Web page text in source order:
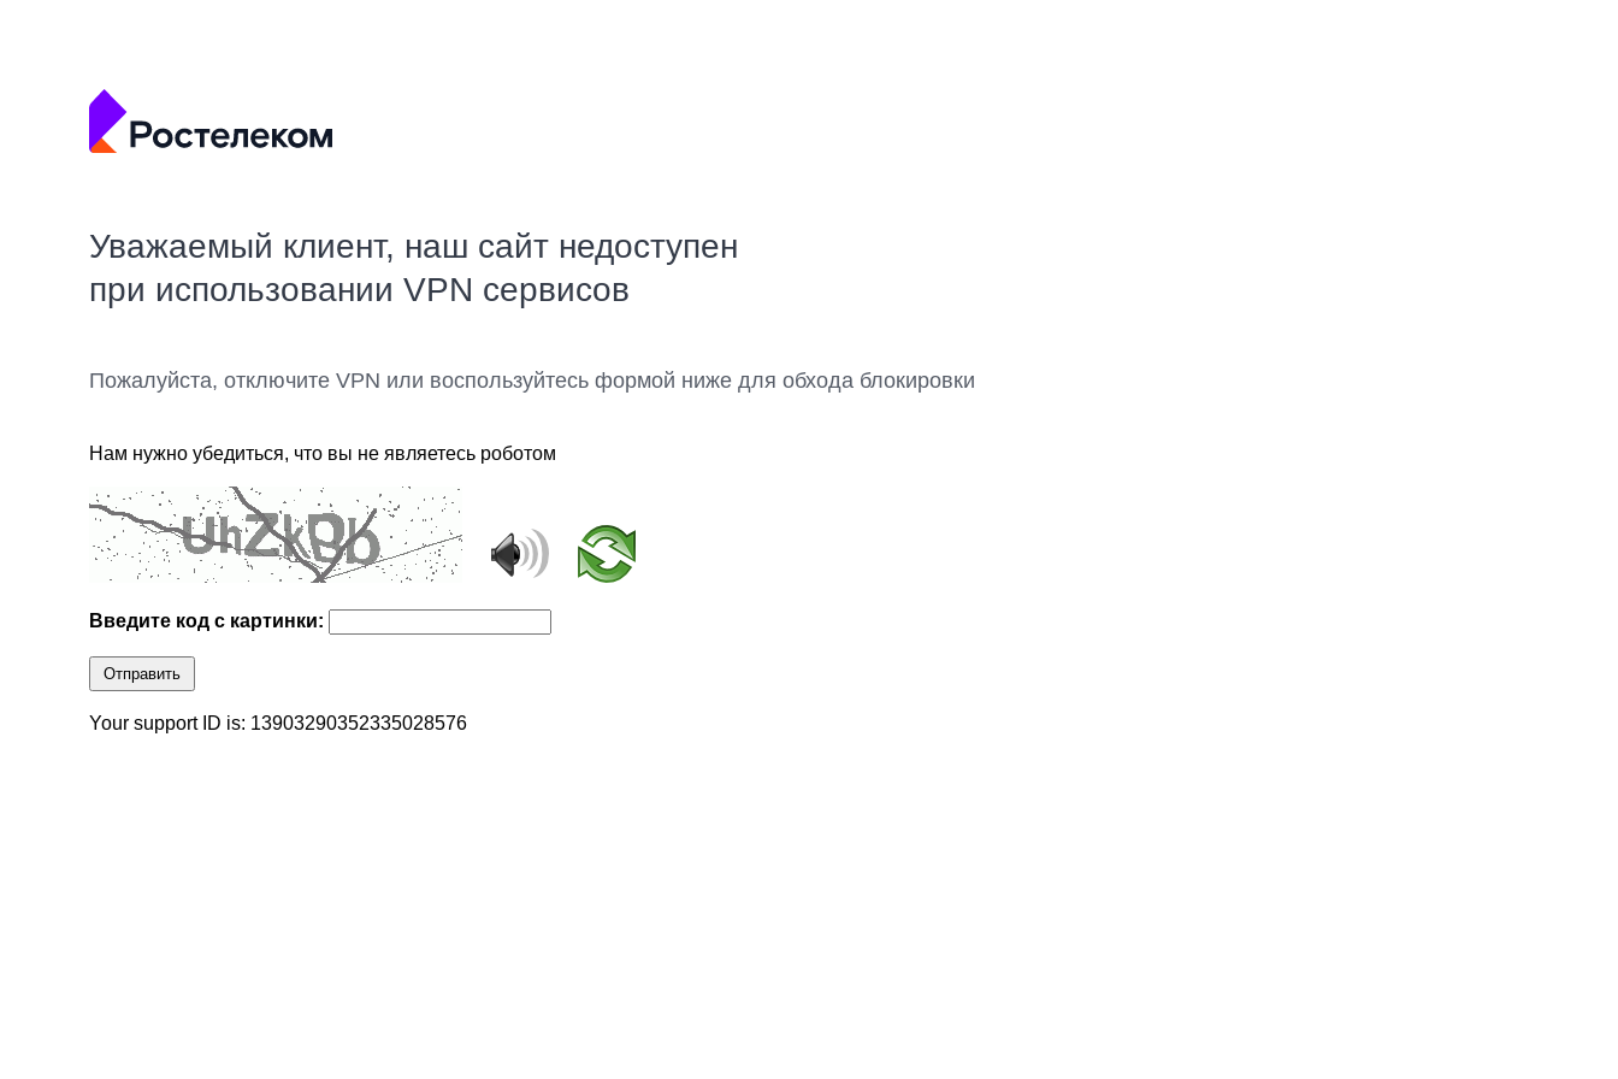
Уважаемый клиент, наш сайт недоступен
при использовании VPN сервисов
Пожалуйста, отключите VPN или воспользуйтесь формой ниже для обхода блокировки
Нам нужно убедиться, что вы не являетесь роботом
Введите код с картинки:
Отправить
Your support ID is: 13903290352335028576